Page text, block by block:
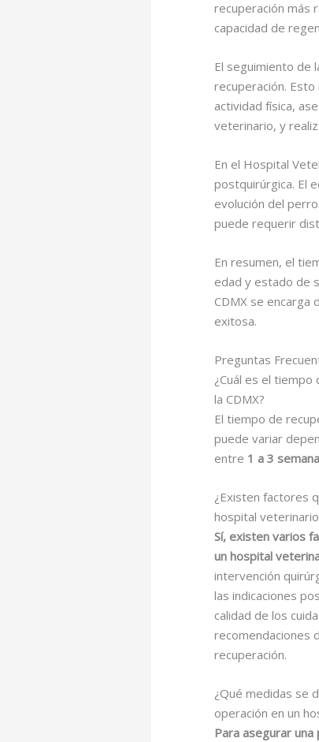
recuperación más
capacidad de
El seguimiento de
recuperación.
actividad física,
veterinario, y
En el Hospital
postquirúrgica. El
evolución del
puede requerir
En resumen, el
edad y estado de
CDMX se
exitosa.
Preguntas
¿Cuál es el
la CDMX?
El tiempo de
puede variar
entre 1 a 3
¿Existen factores
hospital veterinario
Sí, existen varios
un hospital
intervención
las indicaciones
calidad de los
recomendaciones
recuperación.
¿Qué medidas se
operación en un
Para asegurar